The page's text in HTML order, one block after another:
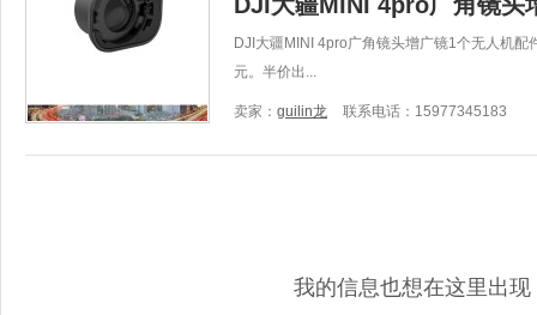
DJI大疆MINI 4pro广角镜头增广镜1个无人机
元。半价出...
卖家： guilin龙 联系电话：15977345183
我的信息也想在这里出现